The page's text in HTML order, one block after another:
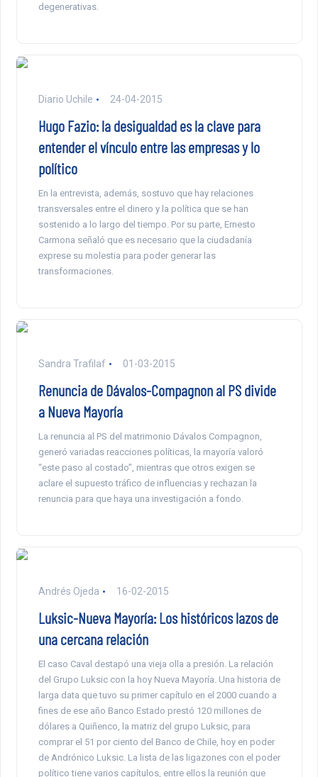
degenerativas.
Diario Uchile 24-04-2015
Hugo Fazio: la desigualdad es la clave para
entender el vínculo entre las empresas y lo
político
En la entrevista, además, sostuvo que hay relaciones
transversales entre el dinero y la política que se han
sostenido a lo largo del tiempo. Por su parte, Ernesto
Carmona señaló que es necesario que la ciudadanía
exprese su molestia para poder generar las
transformaciones.
Sandra Trafilaf 01-03-2015
Renuncia de Dávalos-Compagnon al PS divide
a Nueva Mayoría
La renuncia al PS del matrimonio Dávalos Compagnon,
generó variadas reacciones políticas, la mayoría valoró
“este paso al costado”, mientras que otros exigen se
aclare el supuesto tráfico de influencias y rechazan la
renuncia para que haya una investigación a fondo.
Andrés Ojeda 16-02-2015
Luksic-Nueva Mayoría: Los históricos lazos de
una cercana relación
El caso Caval destapó una vieja olla a presión. La relación
del Grupo Luksic con la hoy Nueva Mayoría. Una historia de
larga data que tuvo su primer capítulo en el 2000 cuando a
fines de ese año Banco Estado prestó 120 millones de
dólares a Quiñenco, la matriz del grupo Luksic, para
comprar el 51 por ciento del Banco de Chile, hoy en poder
de Andrónico Luksic. La lista de las ligazones con el poder
político tiene varios capítulos, entre ellos la reunión que